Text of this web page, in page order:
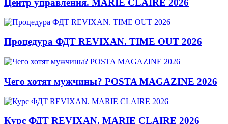
Центр управления. MARIE CLAIRE 2026
Процедура ФДТ REVIXAN. TIME OUT 2026
Чего хотят мужчины? POSTA MAGAZINE 2026
Курс ФДТ REVIXAN. MARIE CLAIRE 2026